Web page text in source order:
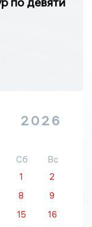
2026
Сб
Вс
1
2
8
9
15
16